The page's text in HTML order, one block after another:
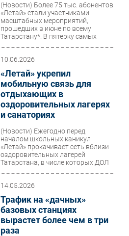
(Новости) Более 75 тыс. абонентов
«Летай» стали участниками
масштабных мероприятий,
прошедших в июне по всему
Татарстану*. В пятерку самых
10.06.2026
«Летай» укрепил
мобильную связь для
отдыхающих в
оздоровительных лагерях
и санаториях
(Новости) Ежегодно перед
началом школьных каникул
«Летай» прокачивает сеть вблизи
оздоровительных лагерей
Татарстана, в числе которых ДОЛ
14.05.2026
Трафик на «дачных»
базовых станциях
вырастет более чем в три
раза